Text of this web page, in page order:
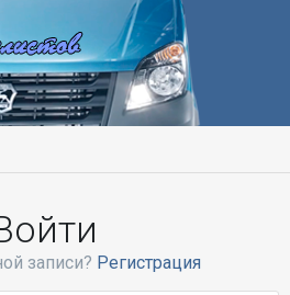
записи? Регистрация